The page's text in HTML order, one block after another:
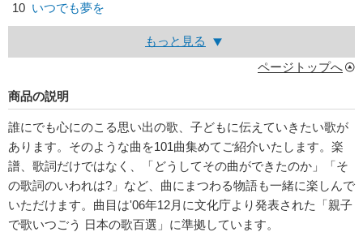
10 いつでも夢を
もっと見る
ページトップへ
商品の説明
誰にでも心にのこる思い出の歌、子どもに伝えていきたい歌が
あります。そのような曲を101曲集めてご紹介いたします。楽
譜、歌詞だけではなく、「どうしてその曲ができたのか」「そ
の歌詞のいわれは?」など、曲にまつわる物語も一緒に楽しんで
いただけます。曲目は'06年12月に文化庁より発表された「親子
で歌いつごう 日本の歌百選」に準拠しています。